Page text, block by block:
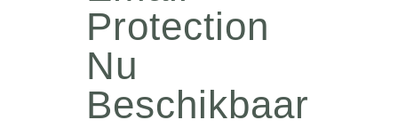
Protection
Nu
Beschikbaar